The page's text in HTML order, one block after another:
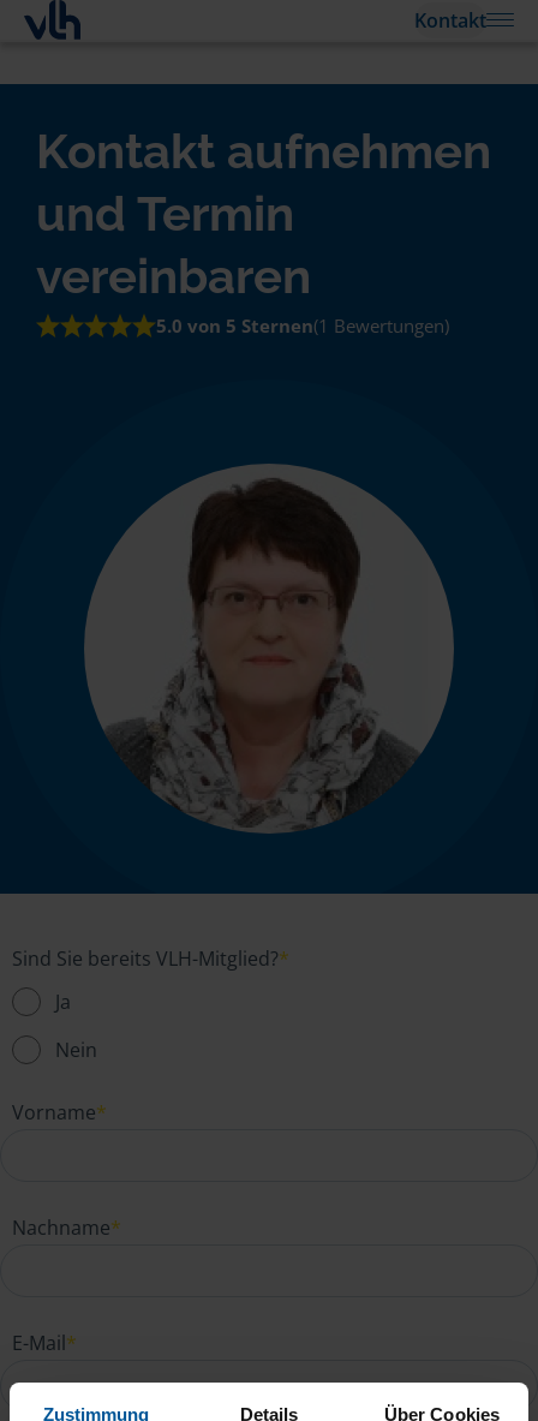
Zustimmung Details Über Cookies
Kontakt
Kontakt aufnehmen
und Termin
vereinbaren
5.0 von 5 Sternen(1 Bewertungen)
Sind Sie bereits VLH-Mitglied?*
Ja
Nein
Vorname*
Nachname*
E-Mail*